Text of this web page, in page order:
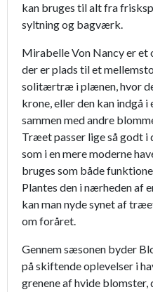
kan bruges til alt fra
syltning og bagværk.
Mirabelle Von Nancy er et
der er plads til et
solitærtræ i plænen, hvor
krone, eller den kan indgå
sammen med andre
Træet passer lige så godt i
som i en mere moderne
bruges som både
Plantes den i nærheden af
kan man nyde synet af
om foråret.
Gennem sæsonen byder
på skiftende oplevelser i
grenene af hvide